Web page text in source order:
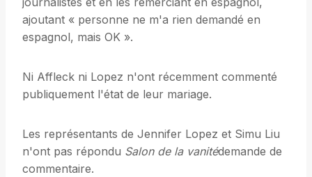
ajoutant « personne ne m'a rien demandé en
espagnol, mais OK ».
Ni Affleck ni Lopez n'ont récemment commenté
publiquement l'état de leur mariage.
Les représentants de Jennifer Lopez et Simu Liu
n'ont pas répondu Salon de la vanitédemande de
commentaire.